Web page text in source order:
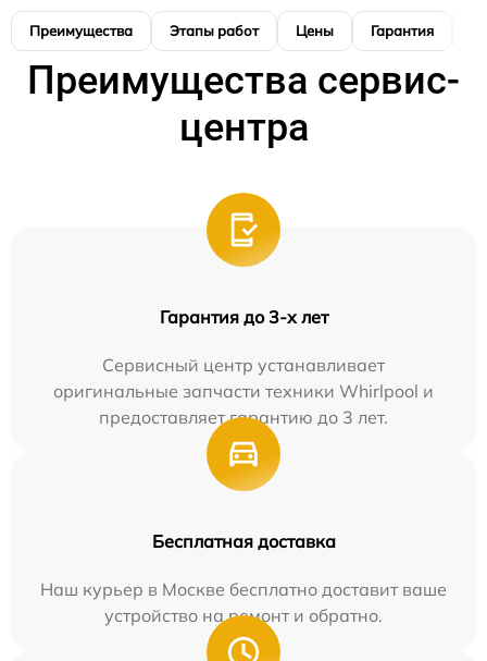
Преимущества Этапы работ Цены Гарантия
Преимущества сервис-
центра
Гарантия до 3-х лет
Сервисный центр устанавливает
оригинальные запчасти техники Whirlpool и
предоставляет гарантию до 3 лет.
Бесплатная доставка
Наш курьер в Москве бесплатно доставит ваше
устройство на ремонт и обратно.